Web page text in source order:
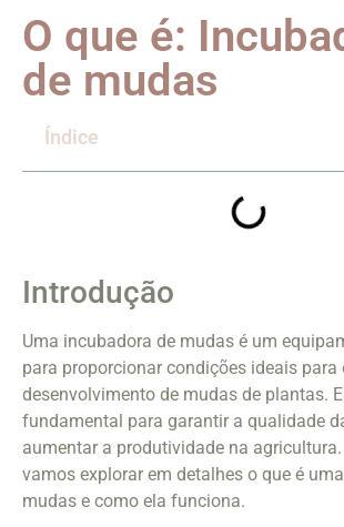
O que é:
de mudas
Índice
Introdução
Uma incubadora de mudas é um
para proporcionar condições ideais para
desenvolvimento de mudas de plantas.
fundamental para garantir a qualidade
aumentar a produtividade na
vamos explorar em detalhes o que é
mudas e como ela funciona.